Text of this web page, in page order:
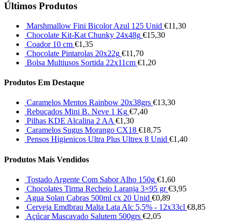
Últimos Produtos
Marshmallow Fini Bicolor Azul 125 Unid €11,30
Chocolate Kit-Kat Chunky 24x48g €15,30
Coador 10 cm €1,35
Chocolate Pintarolas 20x22g €11,70
Bolsa Multiusos Sortida 22x11cm €1,20
Produtos Em Destaque
Caramelos Mentos Rainbow 20x38grs €13,30
Rebuçados Mini B. Neve 1 Kg €7,40
Pilhas KDE Alcalina 2 AA €1,30
Caramelos Sugus Morango CX18 €18,75
Pensos Higienicos Ultra Plus Ultrex 8 Unid €1,40
Produtos Mais Vendidos
Tostado Argente Com Sabor Alho 150g €1,60
Chocolates Tirma Recheio Laranja 3×95 gr €3,95
Agua Solan Cabras 500ml cx 20 Unid €0,89
Cerveja Emdbrau Malta Lata Alc 5,5% - 12x33cl €8,85
Açúcar Mascavado Salutem 500grs €2,05